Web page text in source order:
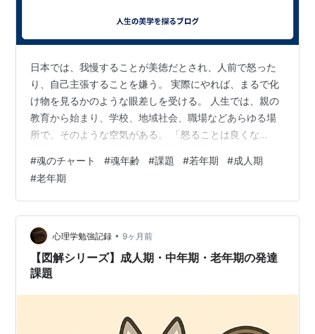
日本では、我慢することが美徳だとされ、人前で怒った
り、自己主張することを嫌う。 実際にやれば、まるで化
け物を見るかのような眼差しを受ける。 人生では、親の
教育から始まり、学校、地域社会、職場などあらゆる場
所で、そのような空気がある。 「怒ることは良くな
がある。」、「迷惑をかけるな」、「人のことを優先し
よう」、「人の期待を裏切ってはいけない。」 これらの
言葉は、魂年齢的に言えば、老年期の人々の考え方だ。
だから、どこまでも正しいことのように思える。どこま
でも、尊いように思える。 しかし、実態は違う。 これら
を若年期の魂たちが、利己的に、打算的に利…
#魂のチャート #魂年齢 #課題 #若年期 #成人期
#老年期
心理学勉強記録 • 9ヶ月前
【図解シリーズ】成人期・中年期・老年期の発達
課題